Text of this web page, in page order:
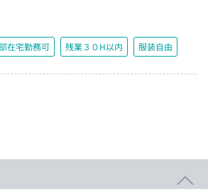
在宅勤務可 残業３０H以内 服装自由